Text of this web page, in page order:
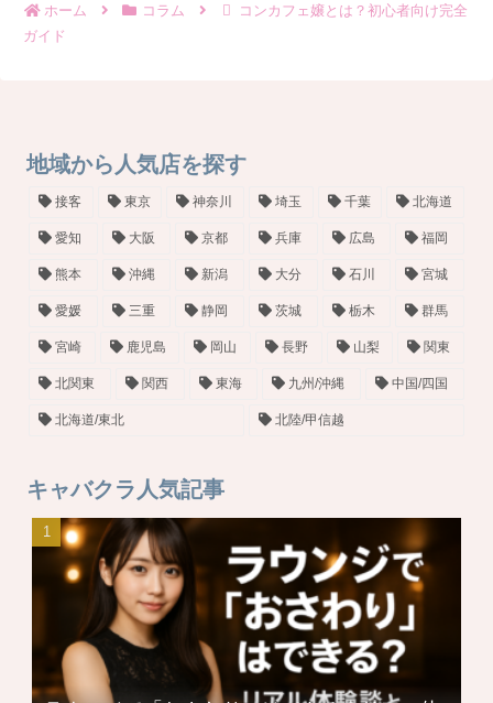
ホーム コラム
コンカフェ嬢とは？初心者向け完全
ガイド
地域から人気店を探す
接客 東京 神奈川 埼玉 千葉 北海道
愛知 大阪 京都 兵庫 広島 福岡
熊本 沖縄 新潟 大分 石川 宮城
愛媛 三重 静岡 茨城 栃木 群馬
宮崎 鹿児島 岡山 長野 山梨 関東
北関東 関西 東海 九州/沖縄 中国/四国
北海道/東北 北陸/甲信越
キャバクラ人気記事